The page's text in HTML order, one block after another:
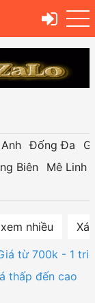
Đống Đa
Biên
Mê Linh
nhiều
từ 700k - 1
thấp đến cao